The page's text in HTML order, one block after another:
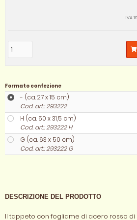
IVA
Formato confezione
- (ca. 27 x 15 cm)
Cod. art.: 293222
H (ca. 50 x 31,5 cm)
Cod. art.: 293222 H
G (ca. 63 x 50 cm)
Cod. art.: 293222 G
DESCRIZIONE DEL PRODOTTO
Il tappeto con fogliame di acero rosso di